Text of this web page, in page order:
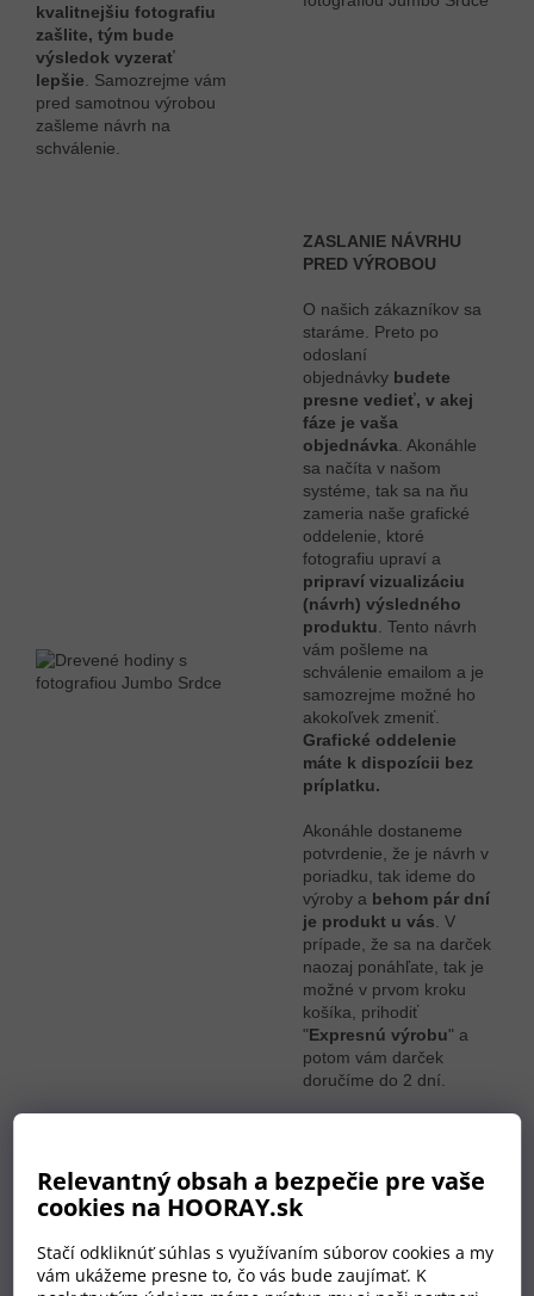
Relevantný obsah a bezpečie pre vaše
cookies na HOORAY.sk
Stačí odkliknúť súhlas s využívaním súborov cookies a my
vám ukážeme presne to, čo vás bude zaujímať. K
kvalitnejšiu fotografiu
zašlite, tým bude
výsledok vyzerať
lepšie . Samozrejme vám
pred samotnou výrobou
zašleme návrh na
schválenie.
ZASLANIE NÁVRHU
PRED VÝROBOU
O našich zákazníkov sa
staráme. Preto po
odoslaní
objednávky budete
presne vedieť, v akej
fáze je vaša
objednávka . Akonáhle
sa načíta v našom
systéme, tak sa na ňu
zameria naše grafické
oddelenie, ktoré
fotografiu upraví a
pripraví vizualizáciu
(návrh) výsledného
produktu . Tento návrh
vám pošleme na
schválenie emailom a je
samozrejme možné ho
akokoľvek zmeniť.
Grafické oddelenie
máte k dispozícii bez
príplatku.
Akonáhle dostaneme
potvrdenie, že je návrh v
poriadku, tak ideme do
výroby a behom pár dní
je produkt u vás . V
prípade, že sa na darček
naozaj ponáhľate, tak je
možné v prvom kroku
košíka, prihodiť
"Expresnú výrobu" a
potom vám darček
doručíme do 2 dní.